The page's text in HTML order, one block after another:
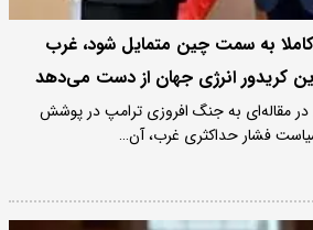
کاملا به سمت چین متمایل شود، غرب
کریدور انرژی جهان از دست می‌دهد
در مقاله‌ای به جنگ افروزی ترامپ در پوشش
فشار حداکثری غرب، آن…